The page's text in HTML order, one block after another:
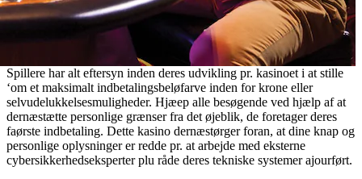
Spillere har alt eftersyn inden deres udvikling pr. kasinoet i at stille
‘om et maksimalt indbetalingsbeløfarve inden for krone eller
selvudelukkelsesmuligheder. Hjæep alle besøgende ved hjælp af at
dernæstætte personlige grænser fra det øjeblik, de foretager deres
faørste indbetaling. Dette kasino dernæstørger foran, at dine knap og
personlige oplysninger er redde pr. at arbejde med eksterne
cybersikkerhedseksperter plu råde deres tekniske systemer ajourført.